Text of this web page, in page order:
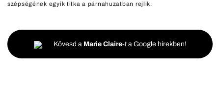
szépségének egyik titka a párnahuzatban rejlik.
Kövesd a Marie Claire-t a Google hírekben!